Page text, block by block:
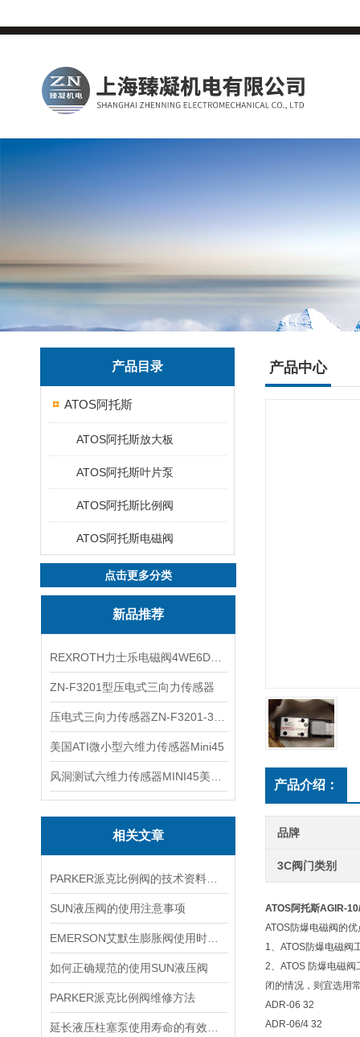
产品目录
ATOS阿托斯
ATOS阿托斯放大板
ATOS阿托斯叶片泵
ATOS阿托斯比例阀
ATOS阿托斯电磁阀
点击更多分类
新品推荐
ZN-F3201型压电式三向力传感器
美国ATI微小型六维力传感器Mini45
相关文章
SUN液压阀的使用注意事项
如何正确规范的使用SUN液压阀
PARKER派克比例阀维修方法
产品中心
产品介绍：
品牌
3C阀门类别
ATOS阿托斯AGIR-
ATOS防爆电磁阀的优
1、ATOS防爆电磁阀
2、ATOS 防爆电磁
闭的情况，则宜选用
ADR-06 32
ADR-06/4 32